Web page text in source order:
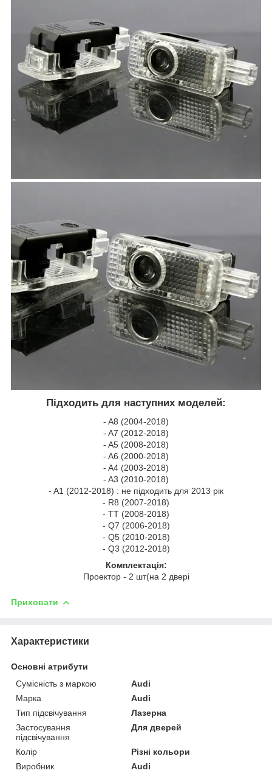
Підходить для наступних моделей:
- A8 (2004-2018)
- A7 (2012-2018)
- A5 (2008-2018)
- A6 (2000-2018)
- A4 (2003-2018)
- A3 (2010-2018)
- A1 (2012-2018) : не підходить для 2013 рік
- R8 (2007-2018)
- TT (2008-2018)
- Q7 (2006-2018)
- Q5 (2010-2018)
- Q3 (2012-2018)
Комплектація:
Проектор - 2 шт(на 2 двері
Приховати
Характеристики
Основні атрибути
Сумісність з маркою
Audi
Марка
Audi
Тип підсвічування
Лазерна
Застосування
підсвічування
Для дверей
Колір
Різні кольори
Виробник
Audi